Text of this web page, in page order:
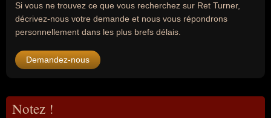
Si vous ne trouvez ce que vous recherchez sur Ret Turner,
décrivez-nous votre demande et nous vous répondrons
personnellement dans les plus brefs délais.
Demandez-nous
Notez !